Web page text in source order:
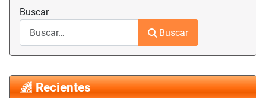
Buscar
Buscar
Recientes